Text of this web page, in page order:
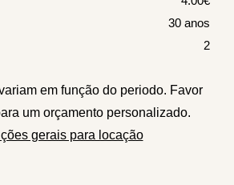
30 anos
2
em função do periodo. Favor
um orçamento personalizado.
gerais para locação